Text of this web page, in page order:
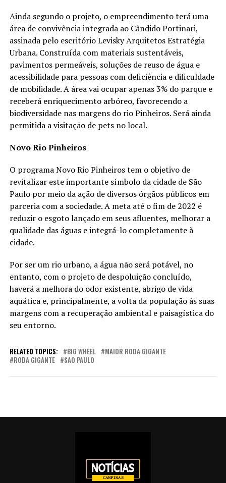
Ainda segundo o projeto, o empreendimento terá uma
área de convivência integrada ao Cândido Portinari,
assinada pelo escritório Levisky Arquitetos Estratégia
Urbana. Construída com materiais sustentáveis,
pavimentos permeáveis, soluções de reuso de água e
acessibilidade para pessoas com deficiência e dificuldade
de mobilidade. A área vai ocupar apenas 3% do parque e
receberá enriquecimento arbóreo, favorecendo a
biodiversidade nas margens do rio Pinheiros. Será ainda
permitida a visitação de pets no local.
Novo Rio Pinheiros
O programa Novo Rio Pinheiros tem o objetivo de
revitalizar este importante símbolo da cidade de São
Paulo por meio da ação de diversos órgãos públicos em
parceria com a sociedade. A meta até o fim de 2022 é
reduzir o esgoto lançado em seus afluentes, melhorar a
qualidade das águas e integrá-lo completamente à
cidade.
Por ser um rio urbano, a água não será potável, no
entanto, com o projeto de despoluição concluído,
haverá a melhora do odor existente, abrigo de vida
aquática e, principalmente, a volta da população às suas
margens com a recuperação ambiental e paisagística do
seu entorno.
RELATED TOPICS: BIG WHEEL
MAIOR RODA GIGANTE
RODA GIGANTE
SAO PAULO